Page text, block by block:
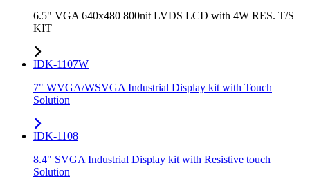
6.5" VGA 640x480 800nit LVDS LCD with 4W RES. T/S
KIT
IDK-1107W
7" WVGA/WSVGA Industrial Display kit with Touch
Solution
IDK-1108
8.4" SVGA Industrial Display kit with Resistive touch
Solution